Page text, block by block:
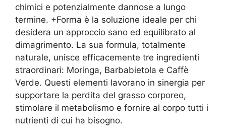
chimici e potenzialmente dannose a lungo
termine. +Forma è la soluzione ideale per chi
desidera un approccio sano ed equilibrato al
dimagrimento. La sua formula, totalmente
naturale, unisce efficacemente tre ingredienti
straordinari: Moringa, Barbabietola e Caffè
Verde. Questi elementi lavorano in sinergia per
supportare la perdita del grasso corporeo,
stimolare il metabolismo e fornire al corpo tutti i
nutrienti di cui ha bisogno.